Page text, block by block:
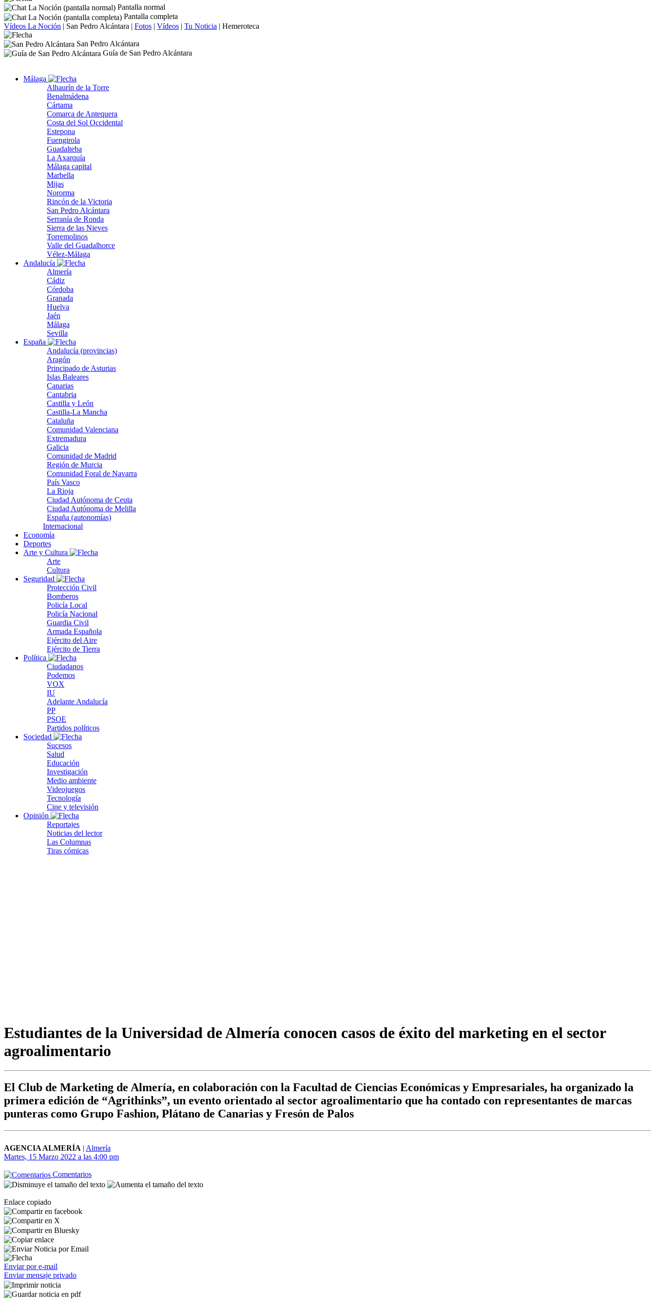
Pantalla normal
Pantalla completa
Vídeos La Noción | San Pedro Alcántara | Fotos | Vídeos | Tu Noticia | Hemeroteca
San Pedro Alcántara
Guía de San Pedro Alcántara
Málaga
Alhaurín de la Torre
Benalmádena
Cártama
Comarca de Antequera
Costa del Sol Occidental
Estepona
Fuengirola
Guadalteba
La Axarquía
Málaga capital
Marbella
Mijas
Nororma
Rincón de la Victoria
San Pedro Alcántara
Serranía de Ronda
Sierra de las Nieves
Torremolinos
Valle del Guadalhorce
Vélez-Málaga
Andalucía
Almería
Cádiz
Córdoba
Granada
Huelva
Jaén
Málaga
Sevilla
España
Andalucía (provincias)
Aragón
Principado de Asturias
Islas Baleares
Canarias
Cantabria
Castilla y León
Castilla-La Mancha
Cataluña
Comunidad Valenciana
Extremadura
Galicia
Comunidad de Madrid
Región de Murcia
Comunidad Foral de Navarra
País Vasco
La Rioja
Ciudad Autónoma de Ceuta
Ciudad Autónoma de Melilla
España (autonomías)
Internacional
Economía
Deportes
Arte y Cultura
Arte
Cultura
Seguridad
Protección Civil
Bomberos
Policía Local
Policía Nacional
Guardia Civil
Armada Española
Ejército del Aire
Ejército de Tierra
Política
Ciudadanos
Podemos
VOX
IU
Adelante Andalucía
PP
PSOE
Partidos políticos
Sociedad
Sucesos
Salud
Educación
Investigación
Medio ambiente
Videojuegos
Tecnología
Cine y televisión
Opinión
Reportajes
Noticias del lector
Las Columnas
Tiras cómicas
Estudiantes de la Universidad de Almería conocen casos de éxito del marketing en el sector
agroalimentario
El Club de Marketing de Almería, en colaboración con la Facultad de Ciencias Económicas y Empresariales, ha organizado la
primera edición de “Agrithinks”, un evento orientado al sector agroalimentario que ha contado con representantes de marcas
punteras como Grupo Fashion, Plátano de Canarias y Fresón de Palos
AGENCIA ALMERÍA | Almería
Martes, 15 Marzo 2022 a las 4:00 pm
Comentarios
Enlace copiado
Enviar por e-mail
Enviar mensaje privado